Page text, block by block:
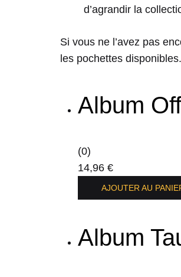
d’agrandir la
Si vous ne l’avez pas
les pochettes disponibles.
Album
(0)
14,96 €
AJOUTER AU
Album